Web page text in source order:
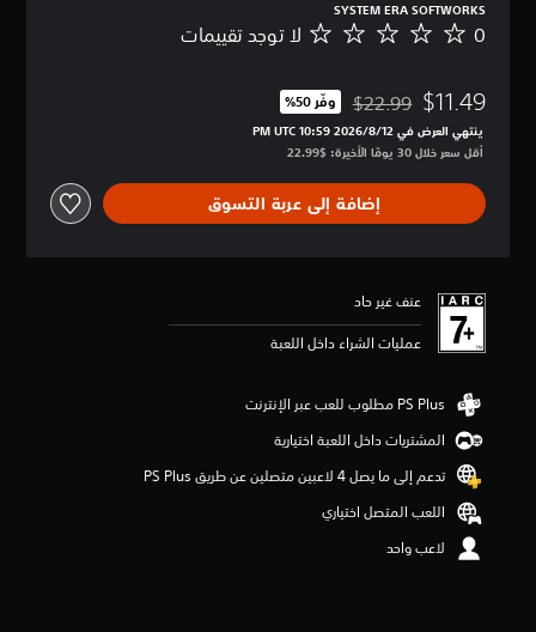
SYSTEM ERA SOFTWORKS
ل
و
د
ق
ي
ت
0 لا توجد تقييمات
$11.49 مخصوم من السعر الأصلي البالغ $22.99‏
$22.99 وفّر 50%‏
ينتهي العرض في 12‏/8‏/2026 10:59 PM UTC‏
أقل سعر خلال 30 يومًا الأخيرة: $22.99‏
إضافة إلى عربة التسوق
عنف غير حاد
عمليات الشراء داخل اللعبة
المشتريات داخل اللعبة اختيارية
تدعم إلى ما يصل 4 لاعبين متصلين عن طريق PS Plus‏
اللعب المتصل اختياري
لاعب واحد